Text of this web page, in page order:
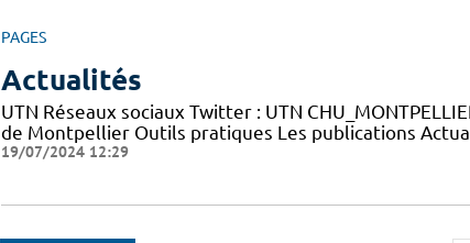
PAGES
Actualités
UTN Réseaux sociaux Twitter : UTN
de Montpellier Outils pratiques Les publications
19/07/2024 12:29